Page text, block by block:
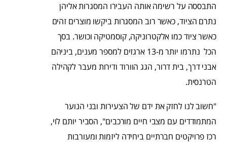
התבססה על רשימה אותה העבירו המסגרות אליהן
נתרם הציוד, כאשר רוב המסגרות ביקשו מוצרים זהים
כאשר ציוד כמו אלקטרוניקה, קוסמטיקה וכושר. בסך
הכל נתרמו יותר מ-13 ארגזים למספר מענים, ביניהם
אבני דרך, בית דרור, הגג הוורוד ודירות מעבר לקהילה
הטרנסית.
"חשוב לנו לחזק את ידם של הצעירות ובני הנוער
המתמודדים עם מצבי חיים מורכבים", הסביר יותם לוי,
רכז פרויקטים חברתיים ביחידה ליזמות ומעורבות